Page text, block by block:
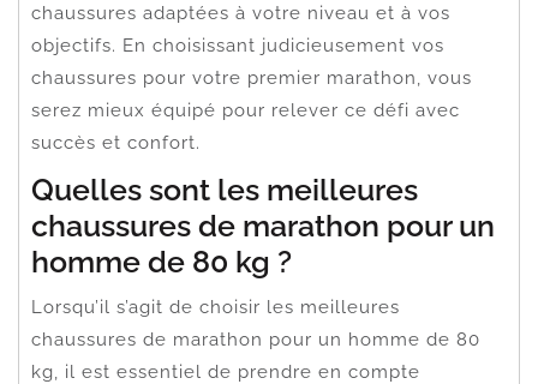
chaussures adaptées à votre niveau et à vos
objectifs. En choisissant judicieusement vos
chaussures pour votre premier marathon, vous
serez mieux équipé pour relever ce défi avec
succès et confort.
Quelles sont les meilleures
chaussures de marathon pour un
homme de 80 kg ?
Lorsqu’il s’agit de choisir les meilleures
chaussures de marathon pour un homme de 80
kg, il est essentiel de prendre en compte